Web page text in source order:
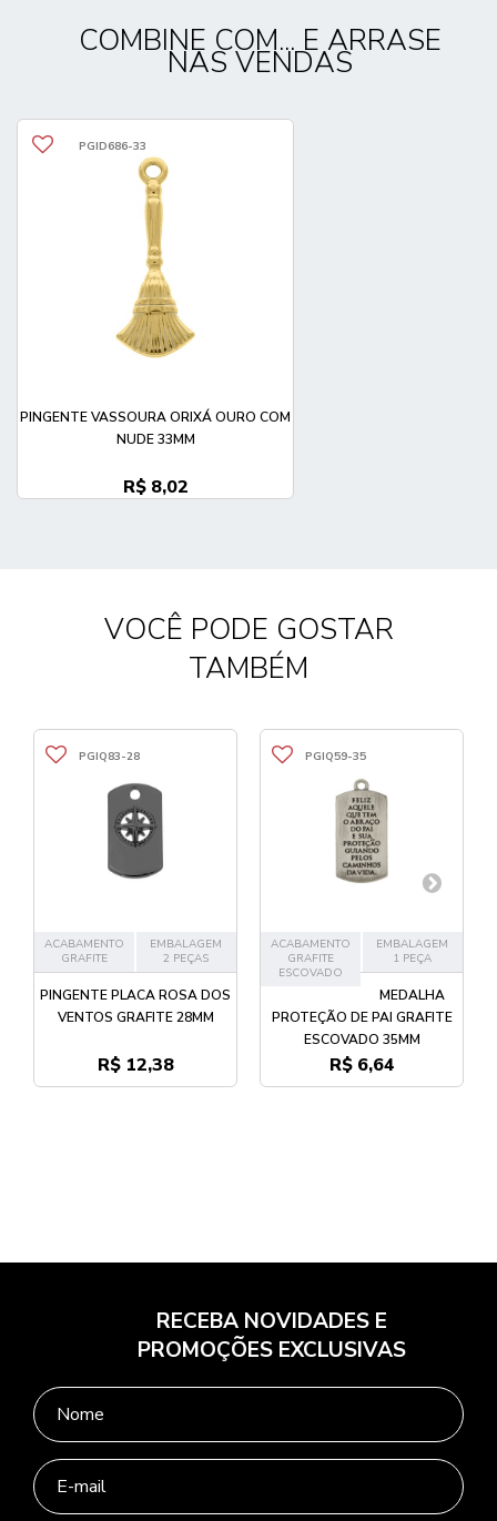
COMBINE COM... E ARRASE
NAS VENDAS
PGID686-33
PINGENTE VASSOURA ORIXÁ OURO COM
NUDE 33MM
R$ 8,02
VOCÊ PODE GOSTAR
TAMBÉM
PGIQ83-28
ACABAMENTO
GRAFITE
EMBALAGEM
2 PEÇAS
PINGENTE PLACA ROSA DOS
VENTOS GRAFITE 28MM
R$ 12,38
PGIQ59-35
ACABAMENTO
GRAFITE
ESCOVADO
EMBALAGEM
1 PEÇA
MEDALHA
PROTEÇÃO DE PAI GRAFITE
ESCOVADO 35MM
R$ 6,64
RECEBA NOVIDADES E
PROMOÇÕES EXCLUSIVAS